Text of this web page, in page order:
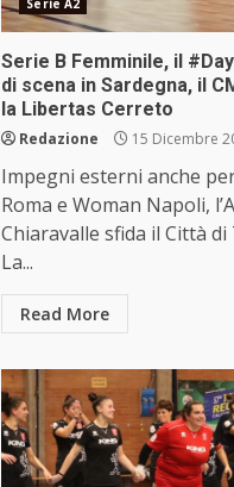
Serie A2
Serie B Femminile, il
di scena in Sardegna, il
la Libertas Cerreto
Redazione 15 Dicembre
Impegni esterni anche
Roma e Woman Napoli,
Chiaravalle sfida il Città
La...
Read More